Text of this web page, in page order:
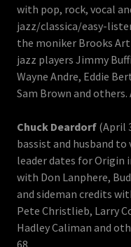
with pop, rock, vocal
jazz/classica/easy-
the moniker Brooks
jazz players Jimmy
Wayne Andre, Eddie
Sam Brown and
Chuck Deardorf (April
bassist and husband
leader dates for Origin
with Don Lanphere,
and sideman credits
Pete Christlieb, Larry
Hadley Caliman and
68.